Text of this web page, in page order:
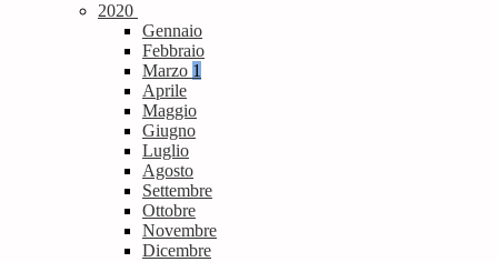
2020
Gennaio
Febbraio
Marzo 1
Aprile
Maggio
Giugno
Luglio
Agosto
Settembre
Ottobre
Novembre
Dicembre